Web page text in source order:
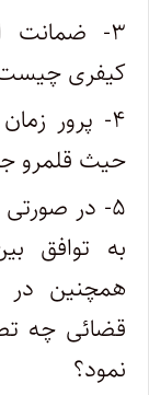
۳- ضمانت
کیفری
۴- پرور
حیث قلمرو
۵- در
به توافق
همچنین
قضائی چه
نمود؟